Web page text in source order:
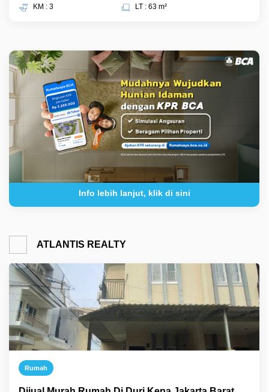
KM : 3
LT : 63 m²
Info lebih lanjut, klik di sini
ATLANTIS REALTY
Rumah